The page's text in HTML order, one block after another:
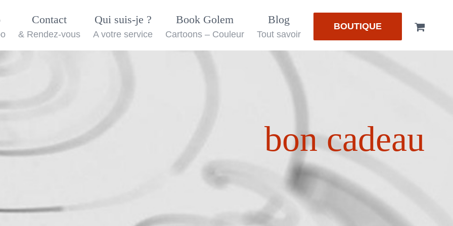
Contact
& Rendez-vous
Qui suis-je ?
A votre service
Book Golem
Cartoons – Couleur
Blog
Tout savoir
BOUTIQUE
bon cadeau